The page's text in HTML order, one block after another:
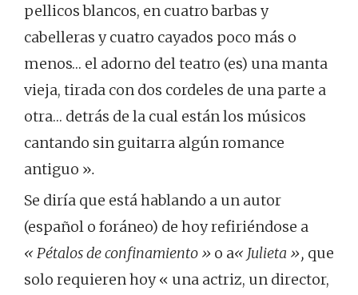
pellicos blancos, en cuatro barbas y
cabelleras y cuatro cayados poco más o
menos… el adorno del teatro (es) una manta
vieja, tirada con dos cordeles de una parte a
otra… detrás de la cual están los músicos
cantando sin guitarra algún romance
antiguo ».
Se diría que está hablando a un autor
(español o foráneo) de hoy refiriéndose a
« Pétalos de confinamiento » o a« Julieta », que
solo requieren hoy « una actriz, un director,